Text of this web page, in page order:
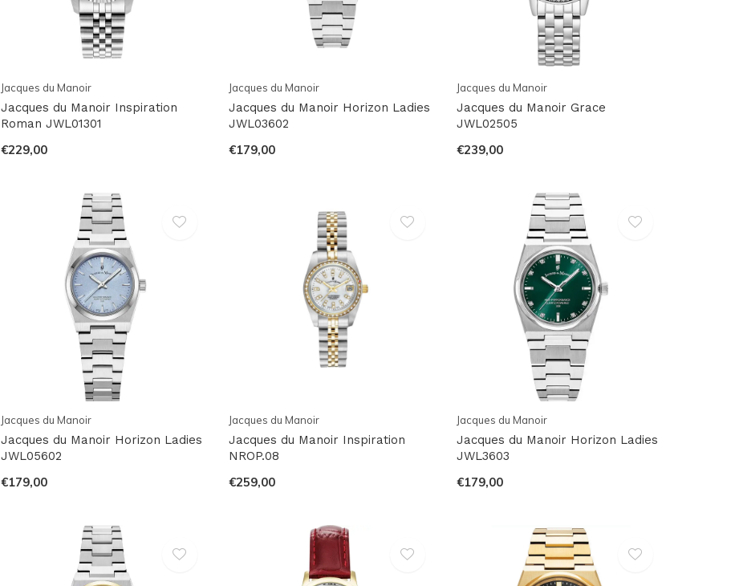
Jacques du Manoir
Jacques du Manoir Inspiration
Roman JWL01301
€229,00
Jacques du Manoir
Jacques du Manoir Horizon Ladies
JWL03602
€179,00
Jacques du Manoir
Jacques du Manoir Grace
JWL02505
€239,00
Jacques du Manoir
Jacques du Manoir Horizon Ladies
JWL05602
€179,00
Jacques du Manoir
Jacques du Manoir Inspiration
NROP.08
€259,00
Jacques du Manoir
Jacques du Manoir Horizon Ladies
JWL3603
€179,00